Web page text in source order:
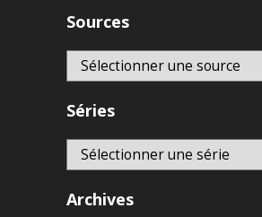
Sources
Séries
Archives